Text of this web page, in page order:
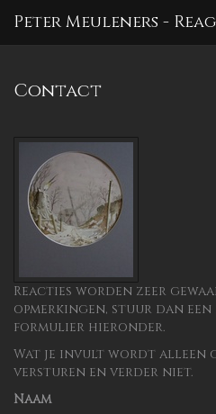
Peter Meuleners -
Contact
Reacties worden zeer
opmerkingen, stuur dan
formulier hieronder.
Wat je invult wordt alleen
versturen en verder niet.
Naam